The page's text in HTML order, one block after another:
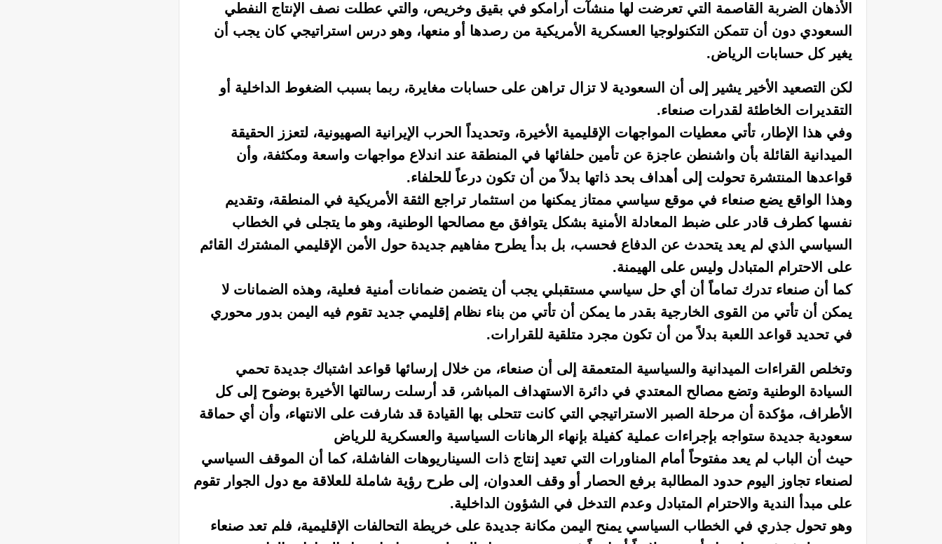
الأذهان الضربة القاصمة التي تعرضت لها منشآت أرامكو في بقيق وخريص، والتي عطلت نصف الإنتاج النفطي
السعودي دون أن تتمكن التكنولوجيا العسكرية الأمريكية من رصدها أو منعها، وهو درس استراتيجي كان يجب أن
يغير كل حسابات الرياض.
لكن التصعيد الأخير يشير إلى أن السعودية لا تزال تراهن على حسابات مغايرة، ربما بسبب الضغوط الداخلية أو
التقديرات الخاطئة لقدرات صنعاء.
وفي هذا الإطار، تأتي معطيات المواجهات الإقليمية الأخيرة، وتحديداً الحرب الإيرانية الصهيونية، لتعزز الحقيقة
الميدانية القائلة بأن واشنطن عاجزة عن تأمين حلفائها في المنطقة عند اندلاع مواجهات واسعة ومكثفة، وأن
قواعدها المنتشرة تحولت إلى أهداف بحد ذاتها بدلاً من أن تكون درعاً للحلفاء.
وهذا الواقع يضع صنعاء في موقع سياسي ممتاز يمكنها من استثمار تراجع الثقة الأمريكية في المنطقة، وتقديم
نفسها كطرف قادر على ضبط المعادلة الأمنية بشكل يتوافق مع مصالحها الوطنية، وهو ما يتجلى في الخطاب
السياسي الذي لم يعد يتحدث عن الدفاع فحسب، بل بدأ يطرح مفاهيم جديدة حول الأمن الإقليمي المشترك القائم
على الاحترام المتبادل وليس على الهيمنة.
كما أن صنعاء تدرك تماماً أن أي حل سياسي مستقبلي يجب أن يتضمن ضمانات أمنية فعلية، وهذه الضمانات لا
يمكن أن تأتي من القوى الخارجية بقدر ما يمكن أن تأتي من بناء نظام إقليمي جديد تقوم فيه اليمن بدور محوري
في تحديد قواعد اللعبة بدلاً من أن تكون مجرد متلقية للقرارات.
وتخلص القراءات الميدانية والسياسية المتعمقة إلى أن صنعاء، من خلال إرسائها قواعد اشتباك جديدة تحمي
السيادة الوطنية وتضع مصالح المعتدي في دائرة الاستهداف المباشر، قد أرسلت رسالتها الأخيرة بوضوح إلى كل
الأطراف، مؤكدة أن مرحلة الصبر الاستراتيجي التي كانت تتحلى بها القيادة قد شارفت على الانتهاء، وأن أي حماقة
سعودية جديدة ستواجه بإجراءات عملية كفيلة بإنهاء الرهانات السياسية والعسكرية للرياض
حيث أن الباب لم يعد مفتوحاً أمام المناورات التي تعيد إنتاج ذات السيناريوهات الفاشلة، كما أن الموقف السياسي
لصنعاء تجاوز اليوم حدود المطالبة برفع الحصار أو وقف العدوان، إلى طرح رؤية شاملة للعلاقة مع دول الجوار تقوم
على مبدأ الندية والاحترام المتبادل وعدم التدخل في الشؤون الداخلية.
وهو تحول جذري في الخطاب السياسي يمنح اليمن مكانة جديدة على خريطة التحالفات الإقليمية، فلم تعد صنعاء